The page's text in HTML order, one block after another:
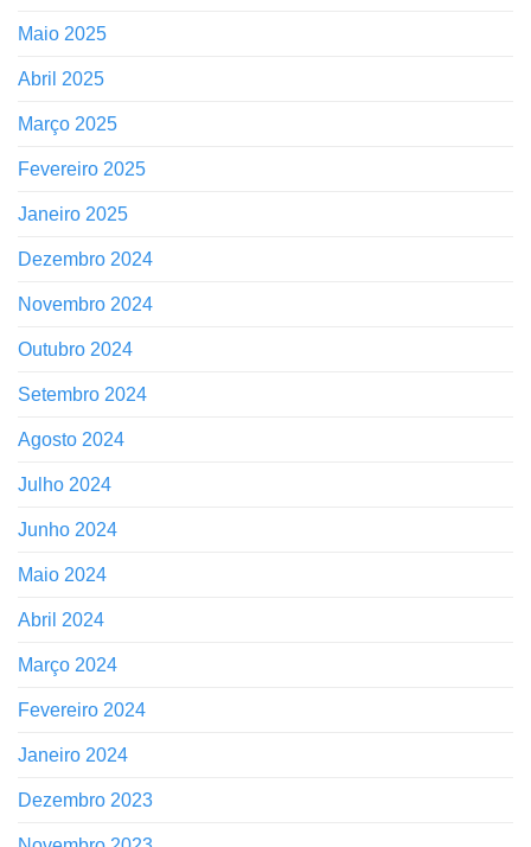
Maio 2025
Abril 2025
Março 2025
Fevereiro 2025
Janeiro 2025
Dezembro 2024
Novembro 2024
Outubro 2024
Setembro 2024
Agosto 2024
Julho 2024
Junho 2024
Maio 2024
Abril 2024
Março 2024
Fevereiro 2024
Janeiro 2024
Dezembro 2023